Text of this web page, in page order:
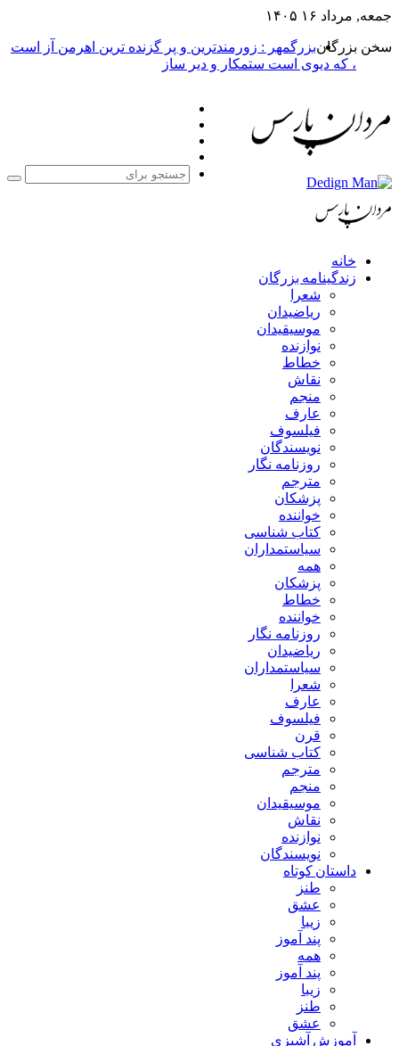
جمعه, مرداد ۱۶ ۱۴۰۵
سخن بزرگانبزرگمهر : زورمندترین و پر گزنده ترین اهرمن آز است
، که دیوی است ستمکار و دیر ساز
خانه
زندگینامه بزرگان
شعرا
ریاضیدان
موسیقیدان
نوازنده
خطاط
نقاش
منجم
عارف
فیلسوف
نویسندگان
روزنامه نگار
مترجم
پزشکان
خواننده
کتاب شناسی
سیاستمداران
همه
پزشکان
خطاط
خواننده
روزنامه نگار
ریاضیدان
سیاستمداران
شعرا
عارف
فیلسوف
قرن
کتاب شناسی
مترجم
منجم
موسیقیدان
نقاش
نوازنده
نویسندگان
داستان کوتاه
طنز
عشق
زیبا
پند آموز
همه
پند آموز
زیبا
طنز
عشق
آموزش آشپزی